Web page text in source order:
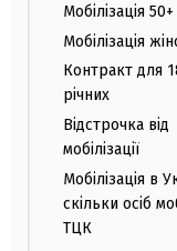
Мобілізація 50+
Мобілізація
Контракт для
річних
Відстрочка від
мобілізації
Мобілізація в
скільки осіб
ТЦК